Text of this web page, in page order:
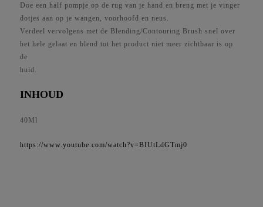
Doe een half pompje op de rug van je hand en breng met je vinger
dotjes aan op je wangen, voorhoofd en neus.
Verdeel vervolgens met de Blending/Contouring Brush snel over
het hele gelaat en blend tot het product niet meer zichtbaar is op
de
huid.
INHOUD
40Ml
https://www.youtube.com/watch?v=BIUtLdGTmj0